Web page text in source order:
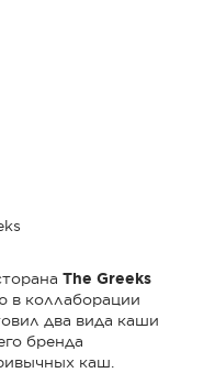
The Greeks
в коллаборации
два вида каши
бренда
каш.